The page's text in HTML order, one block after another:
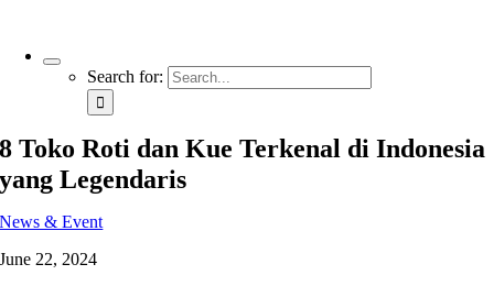
Search for:
8 Toko Roti dan Kue Terkenal di Indonesia
yang Legendaris
News & Event
June 22, 2024